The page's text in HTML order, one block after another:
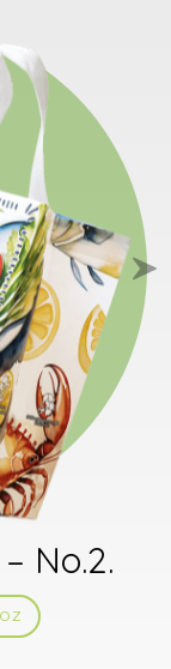
No.2.